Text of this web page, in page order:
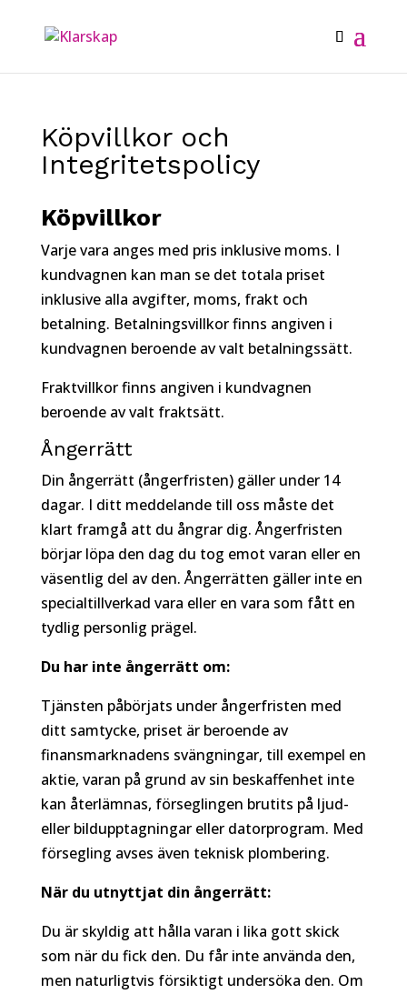
Köpvillkor och
Integritetspolicy
Köpvillkor
Varje vara anges med pris inklusive moms. I
kundvagnen kan man se det totala priset
inklusive alla avgifter, moms, frakt och
betalning. Betalningsvillkor finns angiven i
kundvagnen beroende av valt betalningssätt.
Fraktvillkor finns angiven i kundvagnen
beroende av valt fraktsätt.
Ångerrätt
Din ångerrätt (ångerfristen) gäller under 14
dagar. I ditt meddelande till oss måste det
klart framgå att du ångrar dig. Ångerfristen
börjar löpa den dag du tog emot varan eller en
väsentlig del av den. Ångerrätten gäller inte en
specialtillverkad vara eller en vara som fått en
tydlig personlig prägel.
Du har inte ångerrätt om:
Tjänsten påbörjats under ångerfristen med
ditt samtycke, priset är beroende av
finansmarknadens svängningar, till exempel en
aktie, varan på grund av sin beskaffenhet inte
kan återlämnas, förseglingen brutits på ljud-
eller bildupptagningar eller datorprogram. Med
försegling avses även teknisk plombering.
När du utnyttjat din ångerrätt:
Du är skyldig att hålla varan i lika gott skick
som när du fick den. Du får inte använda den,
men naturligtvis försiktigt undersöka den. Om